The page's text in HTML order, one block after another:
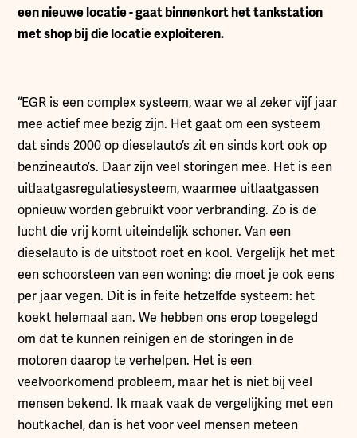
een nieuwe locatie - gaat binnenkort het tankstation
met shop bij die locatie exploiteren.
“EGR is een complex systeem, waar we al zeker vijf jaar
mee actief mee bezig zijn. Het gaat om een systeem
dat sinds 2000 op dieselauto’s zit en sinds kort ook op
benzineauto’s. Daar zijn veel storingen mee. Het is een
uitlaatgasregulatiesysteem, waarmee uitlaatgassen
opnieuw worden gebruikt voor verbranding. Zo is de
lucht die vrij komt uiteindelijk schoner. Van een
dieselauto is de uitstoot roet en kool. Vergelijk het met
een schoorsteen van een woning: die moet je ook eens
per jaar vegen. Dit is in feite hetzelfde systeem: het
koekt helemaal aan. We hebben ons erop toegelegd
om dat te kunnen reinigen en de storingen in de
motoren daarop te verhelpen. Het is een
veelvoorkomend probleem, maar het is niet bij veel
mensen bekend. Ik maak vaak de vergelijking met een
houtkachel, dan is het voor veel mensen meteen